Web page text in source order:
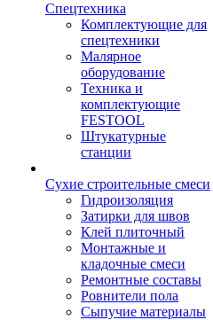
Спецтехника
Комплектующие для
спецтехники
Малярное
оборудование
Техника и
комплектующие
FESTOOL
Штукатурные
станции
Сухие строительные смеси
Гидроизоляция
Затирки для швов
Клей плиточный
Монтажные и
кладочные смеси
Ремонтные составы
Ровнители пола
Сыпучие материалы